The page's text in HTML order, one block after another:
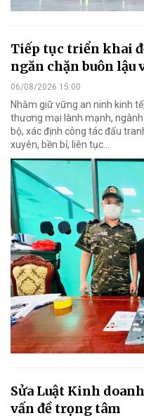
Tiếp tục triển khai
ngăn chặn buôn
06/08/2026 15:00
Nhằm giữ vững an ninh kinh
thương mại lành mạnh,
bộ, xác định công tác đấu
xuyên, bền bỉ, liên tục…
Sửa Luật Kinh
vấn đề trọng tâm